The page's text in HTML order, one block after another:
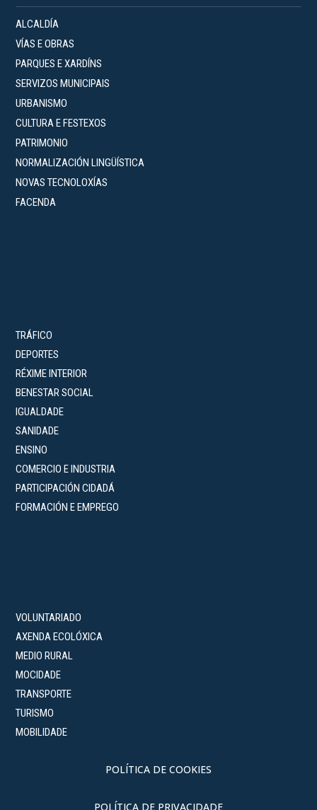
ALCALDÍA
VÍAS E OBRAS
PARQUES E XARDÍNS
SERVIZOS MUNICIPAIS
URBANISMO
CULTURA E FESTEXOS
PATRIMONIO
NORMALIZACIÓN LINGÜÍSTICA
NOVAS TECNOLOXÍAS
FACENDA
TRÁFICO
DEPORTES
RÉXIME INTERIOR
BENESTAR SOCIAL
IGUALDADE
SANIDADE
ENSINO
COMERCIO E INDUSTRIA
PARTICIPACIÓN CIDADÁ
FORMACIÓN E EMPREGO
VOLUNTARIADO
AXENDA ECOLÓXICA
MEDIO RURAL
MOCIDADE
TRANSPORTE
TURISMO
MOBILIDADE
POLÍTICA DE COOKIES
POLÍTICA DE PRIVACIDADE